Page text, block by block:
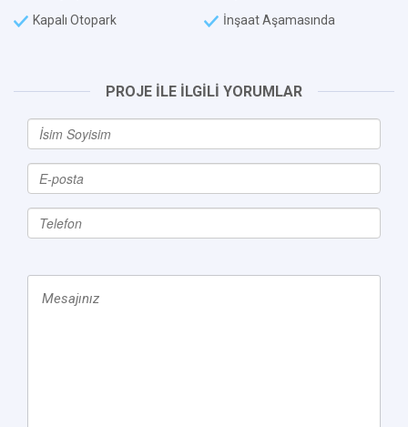
Kapalı Otopark
İnşaat Aşamasında
PROJE İLE İLGİLİ YORUMLAR